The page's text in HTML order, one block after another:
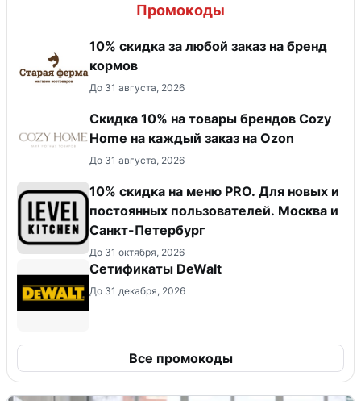
Промокоды
10% скидка за любой заказ на бренд
кормов
До 31 августа, 2026
Скидка 10% на товары брендов Cozy
Home на каждый заказ на Оzon
До 31 августа, 2026
10% скидка на меню PRO. Для новых и
постоянных пользователей. Москва и
Санкт-Петербург
До 31 октября, 2026
Сетификаты DeWalt
До 31 декабря, 2026
Все промокоды